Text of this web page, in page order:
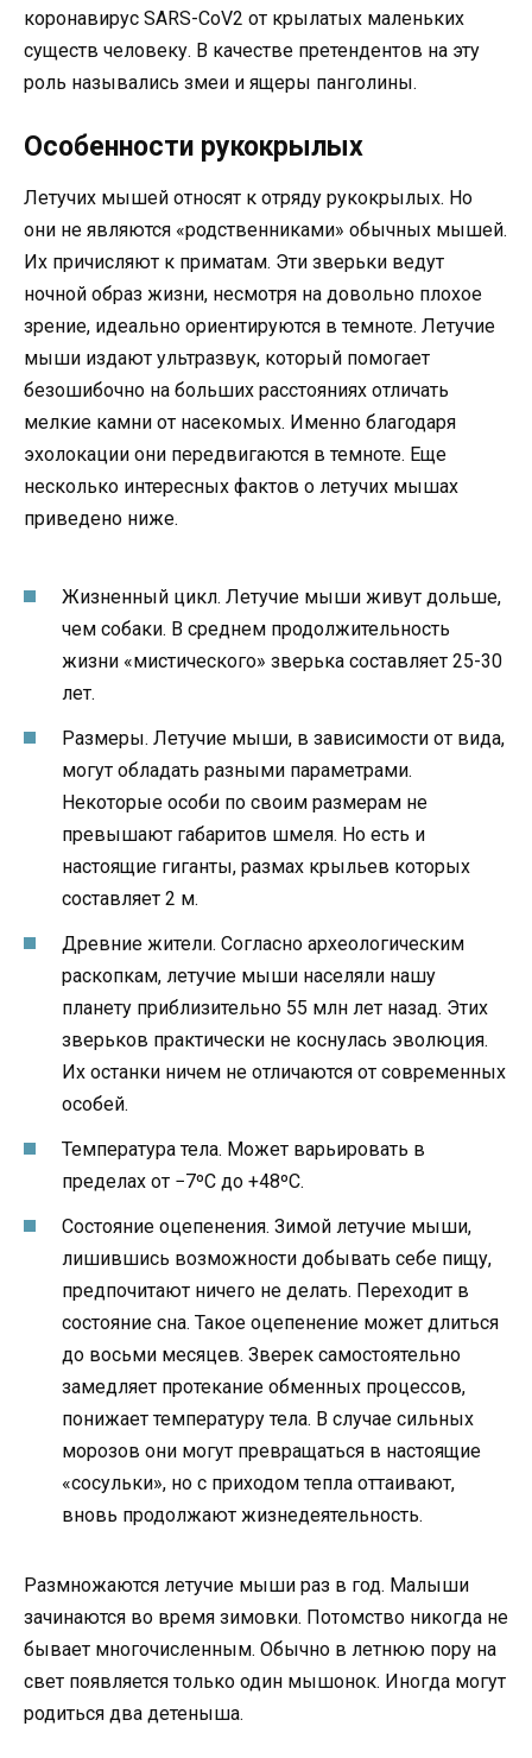
коронавирус SARS-CoV2 от крылатых маленьких
существ человеку. В качестве претендентов на эту
роль назывались змеи и ящеры панголины.
Особенности рукокрылых
Летучих мышей относят к отряду рукокрылых. Но
они не являются «родственниками» обычных мышей.
Их причисляют к приматам. Эти зверьки ведут
ночной образ жизни, несмотря на довольно плохое
зрение, идеально ориентируются в темноте. Летучие
мыши издают ультразвук, который помогает
безошибочно на больших расстояниях отличать
мелкие камни от насекомых. Именно благодаря
эхолокации они передвигаются в темноте. Еще
несколько интересных фактов о летучих мышах
приведено ниже.
Жизненный цикл. Летучие мыши живут дольше,
чем собаки. В среднем продолжительность
жизни «мистического» зверька составляет 25-30
лет.
Размеры. Летучие мыши, в зависимости от вида,
могут обладать разными параметрами.
Некоторые особи по своим размерам не
превышают габаритов шмеля. Но есть и
настоящие гиганты, размах крыльев которых
составляет 2 м.
Древние жители. Согласно археологическим
раскопкам, летучие мыши населяли нашу
планету приблизительно 55 млн лет назад. Этих
зверьков практически не коснулась эволюция.
Их останки ничем не отличаются от современных
особей.
Температура тела. Может варьировать в
пределах от −7ºС до +48ºС.
Состояние оцепенения. Зимой летучие мыши,
лишившись возможности добывать себе пищу,
предпочитают ничего не делать. Переходит в
состояние сна. Такое оцепенение может длиться
до восьми месяцев. Зверек самостоятельно
замедляет протекание обменных процессов,
понижает температуру тела. В случае сильных
морозов они могут превращаться в настоящие
«сосульки», но с приходом тепла оттаивают,
вновь продолжают жизнедеятельность.
Размножаются летучие мыши раз в год. Малыши
зачинаются во время зимовки. Потомство никогда не
бывает многочисленным. Обычно в летнюю пору на
свет появляется только один мышонок. Иногда могут
родиться два детеныша.